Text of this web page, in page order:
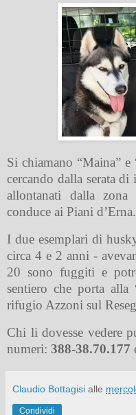
Si chiamano “Maina”
cercando dalla serata
allontanati dalla
conduce ai Piani d’Erna.
I due esemplari di
circa 4 e 2 anni -
20 sono fuggiti e
sentiero che porta
rifugio Azzoni sul
Chi li dovesse vedere
numeri: 388-38.70.177
Claudio Bottagisi alle
Condividi